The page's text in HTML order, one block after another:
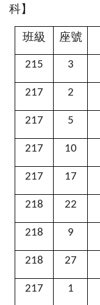
科】
班級
座號
215 3
217 2
217 5
217 10
217 17
218 22
218 9
218 27
217 1